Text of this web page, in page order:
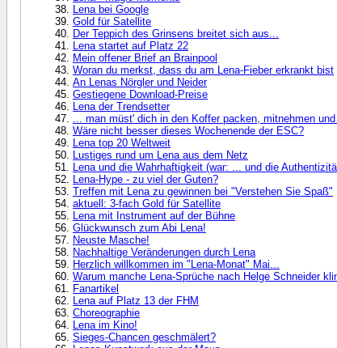
Lena bei Google
Gold für Satellite
Der Teppich des Grinsens breitet sich aus...
Lena startet auf Platz 22
Mein offener Brief an Brainpool
Woran du merkst, dass du am Lena-Fieber erkrankt bist
An Lenas Nörgler und Neider
Gestiegene Download-Preise
Lena der Trendsetter
... man müst' dich in den Koffer packen, mitnehmen
Wäre nicht besser dieses Wochenende der ESC?
Lena top 20 Weltweit
Lustiges rund um Lena aus dem Netz
Lena und die Wahrhaftigkeit (war: ... und die
Lena-Hype - zu viel der Guten?
Treffen mit Lena zu gewinnen bei "Verstehen Sie Spaß"
aktuell: 3-fach Gold für Satellite
Lena mit Instrument auf der Bühne
Glückwunsch zum Abi Lena!
Neuste Masche!
Nachhaltige Veränderungen durch Lena
Herzlich willkommen im "Lena-Monat" Mai...
Warum manche Lena-Sprüche nach Helge Schneider
Fanartikel
Lena auf Platz 13 der FHM
Choreographie
Lena im Kino!
Sieges-Chancen geschmälert?